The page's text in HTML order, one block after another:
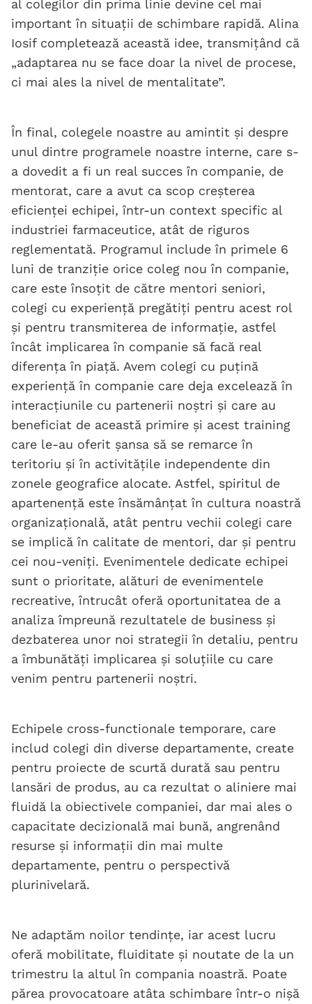
al colegilor din prima linie devine cel mai
important în situații de schimbare rapidă. Alina
Iosif completează această idee, transmițând că
„adaptarea nu se face doar la nivel de procese,
ci mai ales la nivel de mentalitate”.
În final, colegele noastre au amintit și despre
unul dintre programele noastre interne, care s-
a dovedit a fi un real succes în companie, de
mentorat, care a avut ca scop creșterea
eficienței echipei, într-un context specific al
industriei farmaceutice, atât de riguros
reglementată. Programul include în primele 6
luni de tranziție orice coleg nou în companie,
care este însoțit de către mentori seniori,
colegi cu experiență pregătiți pentru acest rol
și pentru transmiterea de informație, astfel
încât implicarea în companie să facă real
diferența în piață. Avem colegi cu puțină
experiență în companie care deja excelează în
interacțiunile cu partenerii noștri și care au
beneficiat de această primire și acest training
care le-au oferit șansa să se remarce în
teritoriu și în activitățile independente din
zonele geografice alocate. Astfel, spiritul de
apartenență este însămânțat în cultura noastră
organizațională, atât pentru vechii colegi care
se implică în calitate de mentori, dar și pentru
cei nou-veniți. Evenimentele dedicate echipei
sunt o prioritate, alături de evenimentele
recreative, întrucât oferă oportunitatea de a
analiza împreună rezultatele de business și
dezbaterea unor noi strategii în detaliu, pentru
a îmbunătăți implicarea și soluțiile cu care
venim pentru partenerii noștri.
Echipele cross-functionale temporare, care
includ colegi din diverse departamente, create
pentru proiecte de scurtă durată sau pentru
lansări de produs, au ca rezultat o aliniere mai
fluidă la obiectivele companiei, dar mai ales o
capacitate decizională mai bună, angrenând
resurse și informații din mai multe
departamente, pentru o perspectivă
plurinivelară.
Ne adaptăm noilor tendințe, iar acest lucru
oferă mobilitate, fluiditate și noutate de la un
trimestru la altul în compania noastră. Poate
părea provocatoare atâta schimbare într-o nișă